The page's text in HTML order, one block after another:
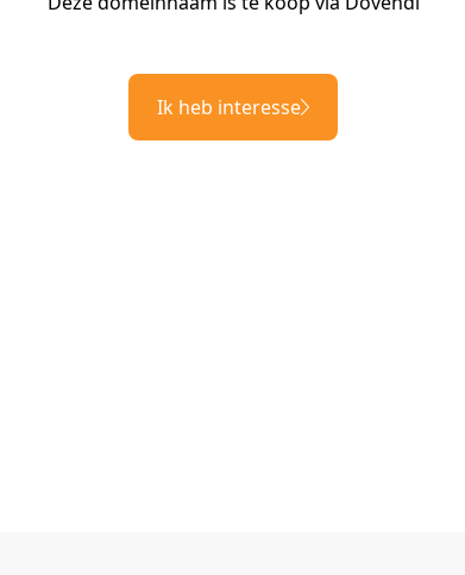
Ik heb interesse